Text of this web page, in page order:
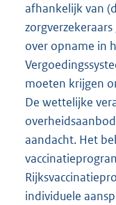
afhankelijk van
over opname in
moeten krijgen
De wettelijke
aandacht. Het
individuele